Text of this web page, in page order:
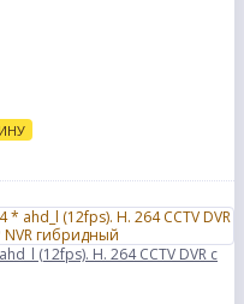
(12fps). H. 264 CCTV DVR с